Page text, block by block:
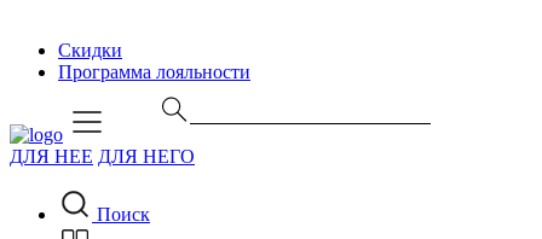
Скидки
Программа лояльности
ДЛЯ НЕЕ ДЛЯ НЕГО
Поиск